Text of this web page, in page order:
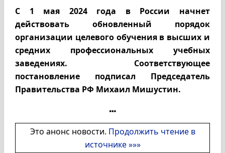
С 1 мая 2024 года в России начнет
действовать обновленный порядок
организации целевого обучения в высших и
средних профессиональных учебных
заведениях. Соответствующее
постановление подписал Председатель
Правительства РФ Михаил Мишустин.
Это анонс новости. Продолжить чтение в
источнике »»»